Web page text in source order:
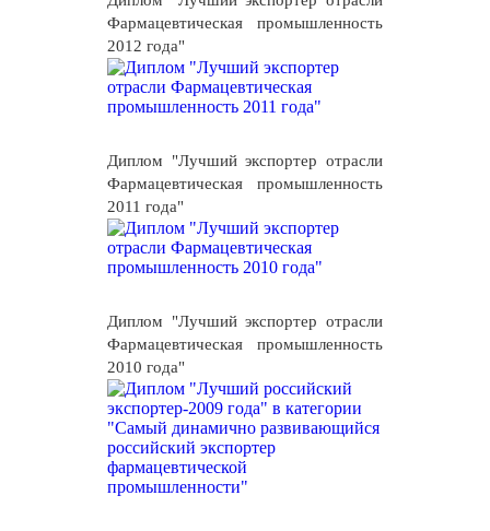
Фармацевтическая промышленность
2012 года"
Диплом "Лучший экспортер отрасли
Фармацевтическая промышленность
2011 года"
Диплом "Лучший экспортер отрасли
Фармацевтическая промышленность
2010 года"